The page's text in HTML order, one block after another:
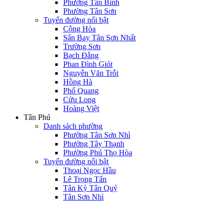
Phường Tân Bình
Phường Tân Sơn
Tuyến đường nổi bật
Cộng Hòa
Sân Bay Tân Sơn Nhất
Trường Sơn
Bạch Đằng
Phan Đình Giót
Nguyễn Văn Trỗi
Hồng Hà
Phổ Quang
Cửu Long
Hoàng Việt
Tân Phú
Danh sách phường
Phường Tân Sơn Nhì
Phường Tây Thạnh
Phường Phú Thọ Hòa
Tuyến đường nổi bật
Thoại Ngọc Hầu
Lê Trọng Tấn
Tân Kỳ Tân Quý
Tân Sơn Nhì